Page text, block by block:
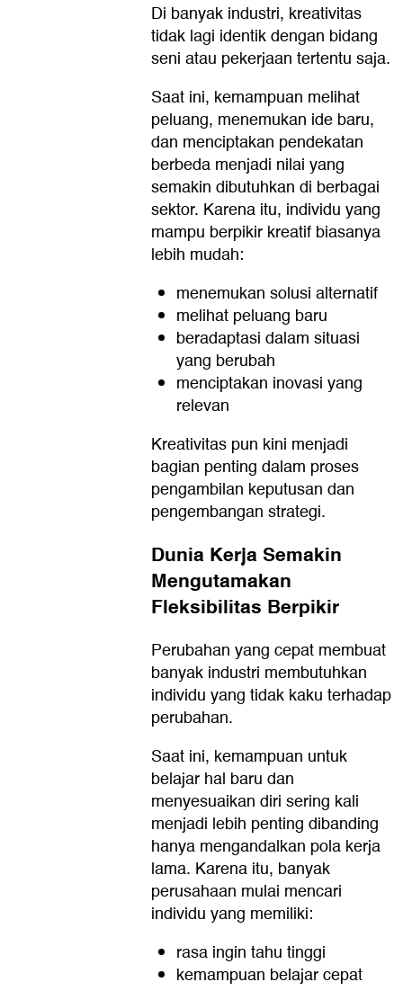
Di banyak industri, kreativitas
tidak lagi identik dengan bidang
seni atau pekerjaan tertentu saja.
Saat ini, kemampuan melihat
peluang, menemukan ide baru,
dan menciptakan pendekatan
berbeda menjadi nilai yang
semakin dibutuhkan di berbagai
sektor. Karena itu, individu yang
mampu berpikir kreatif biasanya
lebih mudah:
menemukan solusi alternatif
melihat peluang baru
beradaptasi dalam situasi
yang berubah
menciptakan inovasi yang
relevan
Kreativitas pun kini menjadi
bagian penting dalam proses
pengambilan keputusan dan
pengembangan strategi.
Dunia Kerja Semakin
Mengutamakan
Fleksibilitas Berpikir
Perubahan yang cepat membuat
banyak industri membutuhkan
individu yang tidak kaku terhadap
perubahan.
Saat ini, kemampuan untuk
belajar hal baru dan
menyesuaikan diri sering kali
menjadi lebih penting dibanding
hanya mengandalkan pola kerja
lama. Karena itu, banyak
perusahaan mulai mencari
individu yang memiliki:
rasa ingin tahu tinggi
kemampuan belajar cepat